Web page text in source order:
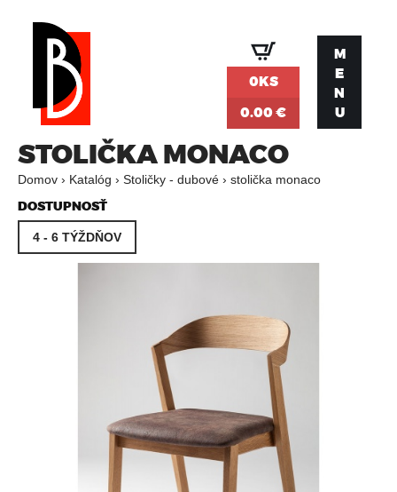
M
E
N
U
0KS
0.00 €
STOLIČKA MONACO
N
A
Domov › Katalóg › Stoličky - dubové › stolička monaco
DOSTUPNOSŤ
4 - 6 TÝŽDŇOV